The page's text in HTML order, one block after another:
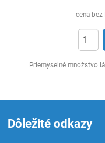
cena bez
Priemyselné množstvo
Dôležité odkazy